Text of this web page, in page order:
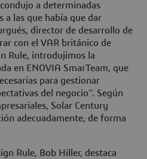
a determinadas
a las que había que dar
director de desarrollo de
con el VAR británico de
Rule, introdujimos la
en ENOVIA SmarTeam, que
para gestionar
del negocio”. Según
Solar Century
adecuadamente, de forma
Rule, Bob Hiller, destaca